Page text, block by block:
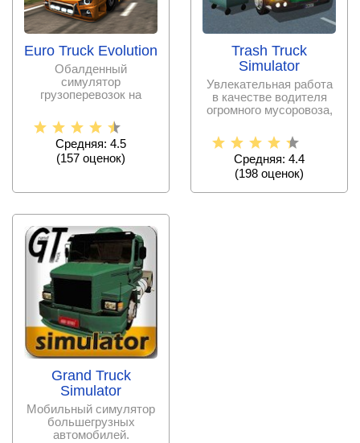
Euro Truck Evolution
Обалденный
симулятор
грузоперевозок на
поклонники жанра
встретят
Средняя: 4.5
(157 оценок)
Trash Truck
Simulator
Увлекательная работа
в качестве водителя
огромного мусоровоза,
Средняя: 4.4
(198 оценок)
Grand Truck
Simulator
Мобильный симулятор
большегрузных
автомобилей.